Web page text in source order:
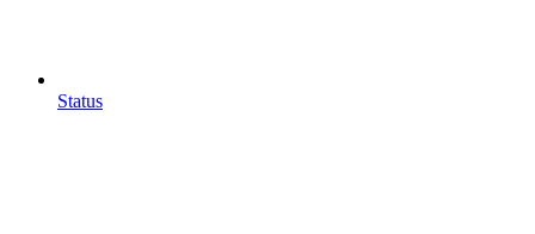
Status